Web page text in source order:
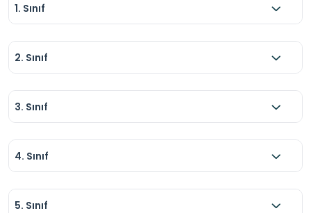
1. Sınıf
2. Sınıf
3. Sınıf
4. Sınıf
5. Sınıf